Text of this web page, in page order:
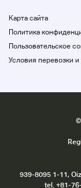
Зона
Описание
Новые продукты
Карта сайта
Политика
Пользовательское
Условия перевозки
©
939-8095 1-11,
tel. +81-